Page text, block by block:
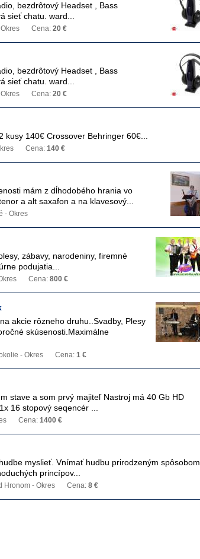
bezdrôtový Headset , Bass
sieť chatu. ward...
Cena: 20 €
bezdrôtový Headset , Bass
sieť chatu. ward...
Cena: 20 €
140€ Crossover Behringer 60€...
Cena: 140 €
mám z dĺhodobého hrania vo
a alt saxafon a na klavesový...
- Okres
zábavy, narodeniny, firemné
podujatia...
Cena: 800 €
akcie rôzneho druhu..Svadby, Plesy
skúsenosti.Maximálne
- Okres Cena: 1 €
stave a som prvý majiteľ Nastroj má 40 Gb HD
16 stopový seqencér ...
Cena: 1400 €
myslieť. Vnímať hudbu prirodzeným spôsobom,
princípov...
Hronom - Okres Cena: 8 €